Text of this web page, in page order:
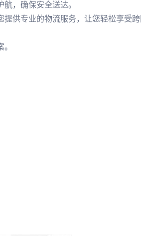
，确保安全送达。
供专业的物流服务，让您轻松享受